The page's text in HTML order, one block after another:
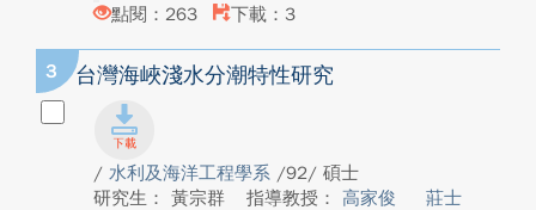
點閱：263
下載：3
3 台灣海峽淺水分潮特性研究
/ 水利及海洋工程學系 /92/ 碩士
研究生： 黃宗群
指導教授： 高家俊
莊士